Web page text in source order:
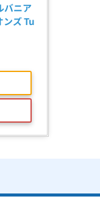
バニア
ンズ Tu